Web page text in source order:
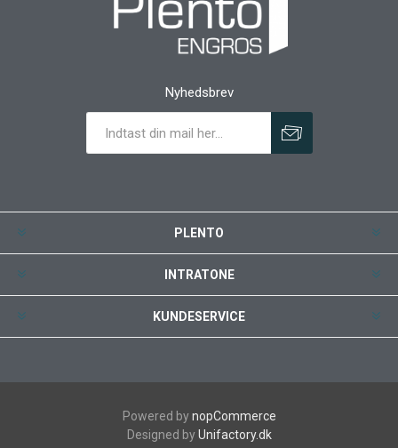
Nyhedsbrev
PLENTO
INTRATONE
KUNDESERVICE
Powered bynopCommerce
Designed byUnifactory.dk